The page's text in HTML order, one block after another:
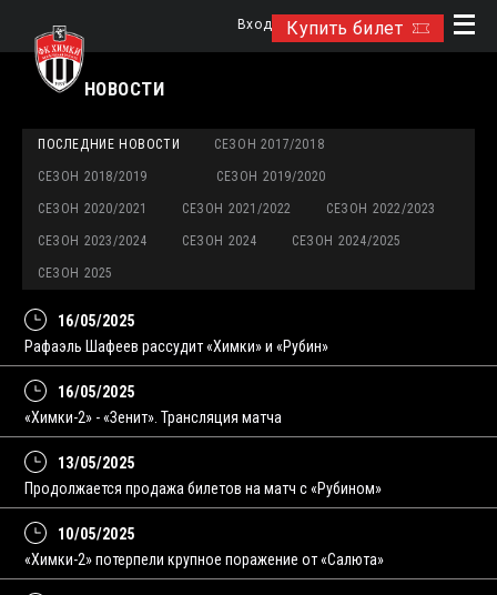
Купить билет
Вход
НОВОСТИ
ПОСЛЕДНИЕ НОВОСТИ СЕЗОН 2017/2018
СЕЗОН 2018/2019 СЕЗОН 2019/2020
СЕЗОН 2020/2021 СЕЗОН 2021/2022 СЕЗОН 2022/2023
СЕЗОН 2023/2024 СЕЗОН 2024 СЕЗОН 2024/2025
СЕЗОН 2025
16/05/2025
Рафаэль Шафеев рассудит «Химки» и «Рубин»
16/05/2025
«Химки-2» - «Зенит». Трансляция матча
13/05/2025
Продолжается продажа билетов на матч с «Рубином»
10/05/2025
«Химки-2» потерпели крупное поражение от «Салюта»